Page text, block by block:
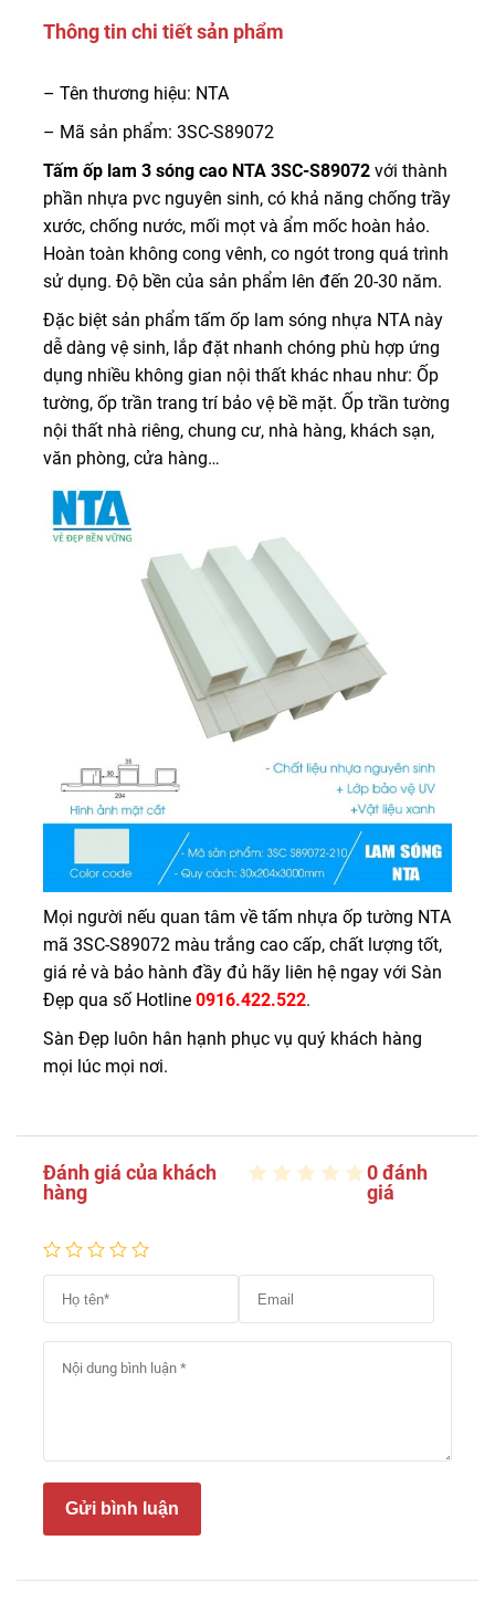
Thông tin chi tiết sản phẩm
– Tên thương hiệu: NTA
– Mã sản phẩm: 3SC-S89072
Tấm ốp lam 3 sóng cao NTA 3SC-S89072 với thành
phần nhựa pvc nguyên sinh, có khả năng chống trầy
xước, chống nước, mối mọt và ẩm mốc hoàn hảo.
Hoàn toàn không cong vênh, co ngót trong quá trình
sử dụng. Độ bền của sản phẩm lên đến 20-30 năm.
Đặc biệt sản phẩm tấm ốp lam sóng nhựa NTA này
dễ dàng vệ sinh, lắp đặt nhanh chóng phù hợp ứng
dụng nhiều không gian nội thất khác nhau như: Ốp
tường, ốp trần trang trí bảo vệ bề mặt. Ốp trần tường
nội thất nhà riêng, chung cư, nhà hàng, khách sạn,
văn phòng, cửa hàng…
Mọi người nếu quan tâm về tấm nhựa ốp tường NTA
mã 3SC-S89072 màu trắng cao cấp, chất lượng tốt,
giá rẻ và bảo hành đầy đủ hãy liên hệ ngay với Sàn
Đẹp qua số Hotline 0916.422.522.
Sàn Đẹp luôn hân hạnh phục vụ quý khách hàng
mọi lúc mọi nơi.
Đánh giá của khách
hàng
0 đánh
giá
Gửi bình luận